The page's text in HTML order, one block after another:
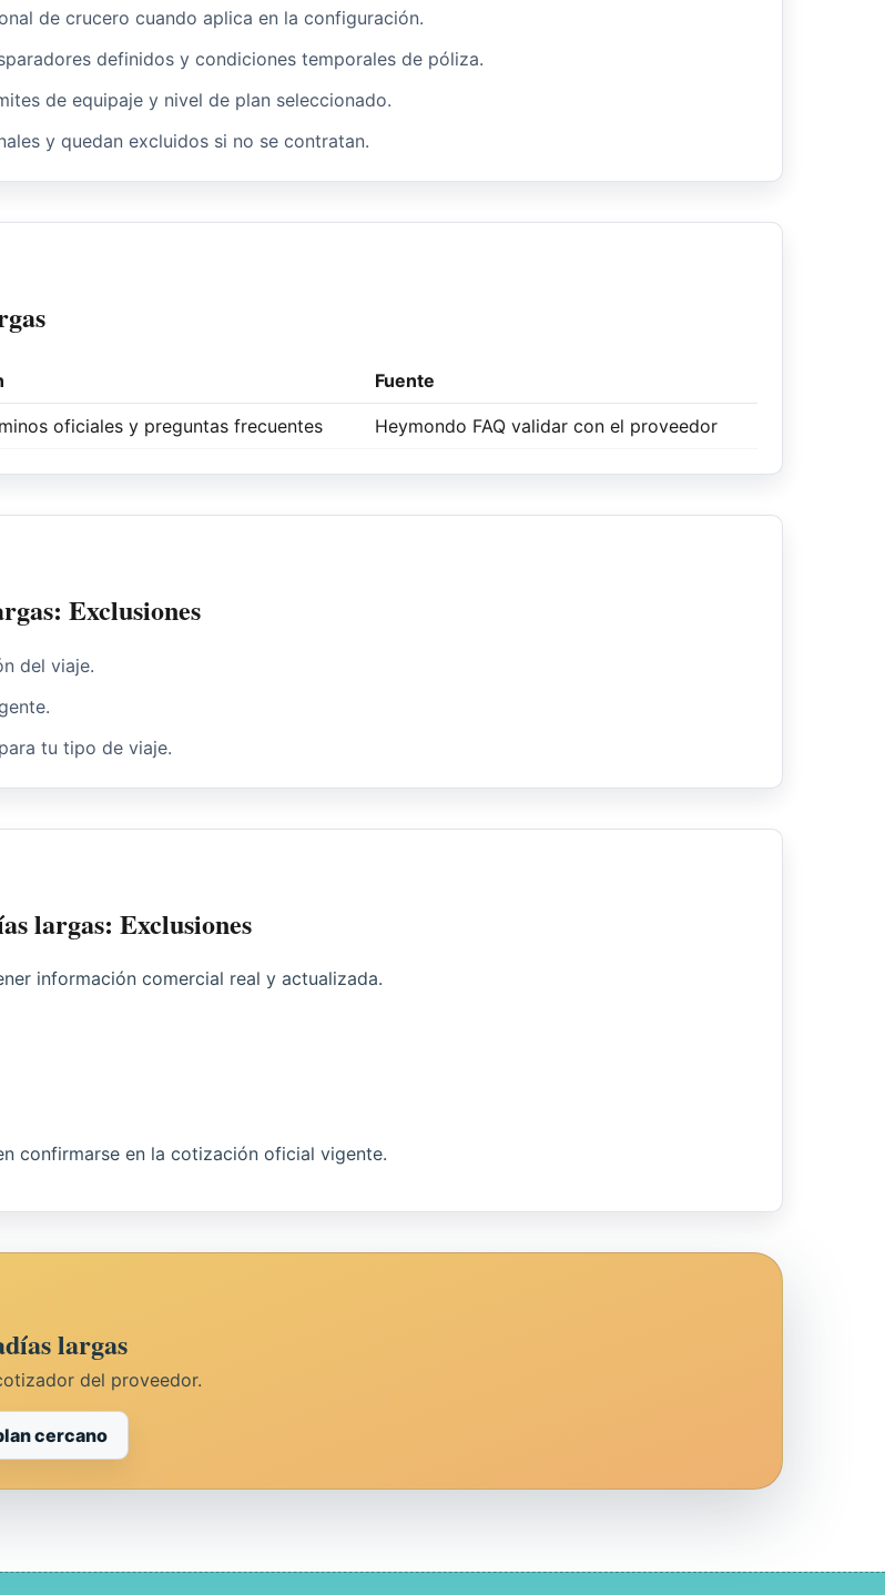
de crucero cuando aplica en la configuración.
definidos y condiciones temporales de póliza.
de equipaje y nivel de plan seleccionado.
y quedan excluidos si no se contratan.
Fuente
oficiales y preguntas frecuentes Heymondo FAQ validar con el proveedor
Exclusiones
del viaje.
tu tipo de viaje.
largas: Exclusiones
información comercial real y actualizada.
confirmarse en la cotización oficial vigente.
largas
del proveedor.
cercano